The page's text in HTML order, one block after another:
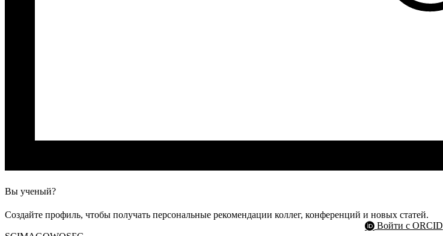
Вы ученый?
Создайте профиль, чтобы получать персональные рекомендации коллег, конференций и новых статей.
Войти с ORCID